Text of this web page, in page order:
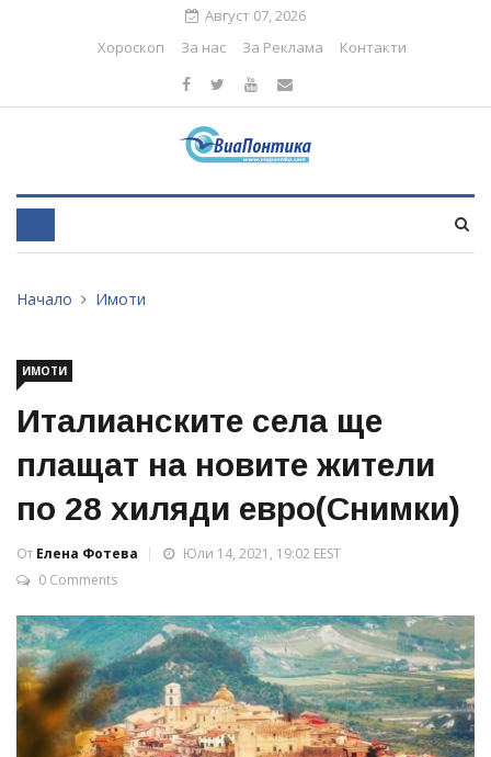
Август 07, 2026
Хороскоп
За нас За Реклама Контакти
Начало Имоти
ИМОТИ
Италианските села ще
плащат на новите жители
по 28 хиляди евро(Снимки)
От Елена Фотева
Юли 14, 2021, 19:02 EEST
0 Comments